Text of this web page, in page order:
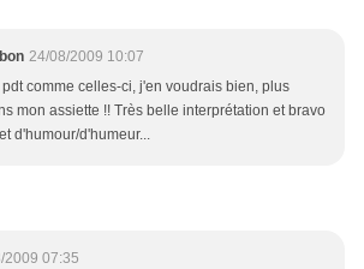
24/08/2009 10:07
pdt comme celles-ci, j'en voudrais bien, plus
mon assiette !! Très belle interprétation et bravo
d'humour/d'humeur...
2009 07:35